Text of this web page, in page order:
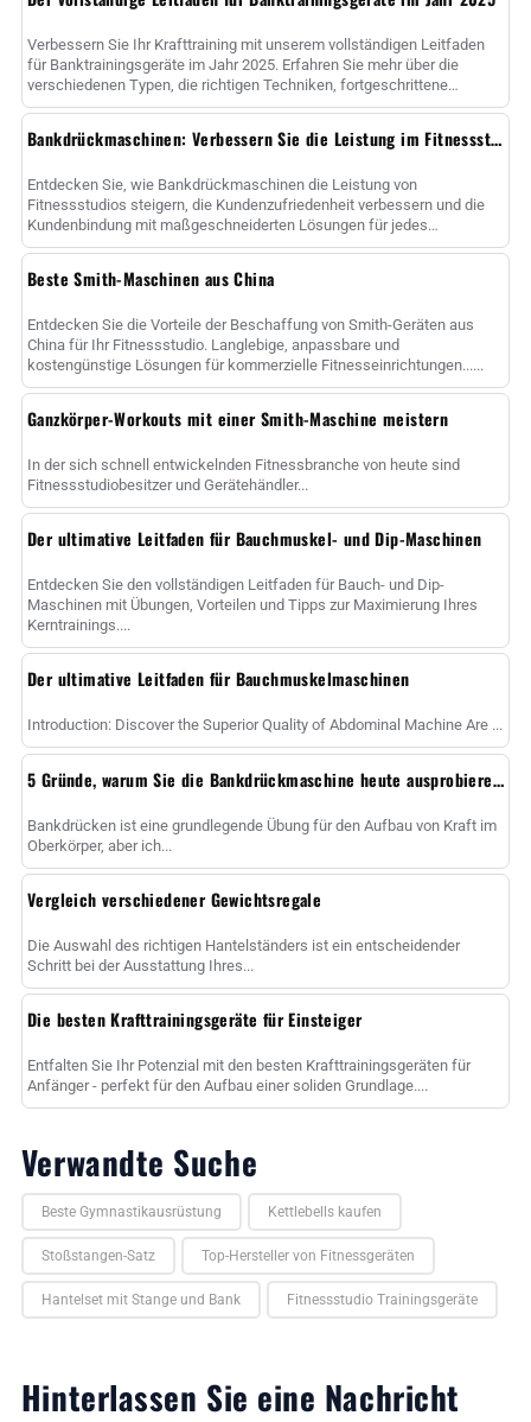
Verbessern Sie Ihr Krafttraining mit unserem vollständigen Leitfaden
für Banktrainingsgeräte im Jahr 2025. Erfahren Sie mehr über die
verschiedenen Typen, die richtigen Techniken, fortgeschrittene
Methoden und ......
Bankdrückmaschinen: Verbessern Sie die Leistung im Fitnessstudio
Entdecken Sie, wie Bankdrückmaschinen die Leistung von
Fitnessstudios steigern, die Kundenzufriedenheit verbessern und die
Kundenbindung mit maßgeschneiderten Lösungen für jedes
Fitnessniveau erhöhen können....
Beste Smith-Maschinen aus China
Entdecken Sie die Vorteile der Beschaffung von Smith-Geräten aus
China für Ihr Fitnessstudio. Langlebige, anpassbare und
kostengünstige Lösungen für kommerzielle Fitnesseinrichtungen......
Ganzkörper-Workouts mit einer Smith-Maschine meistern
In der sich schnell entwickelnden Fitnessbranche von heute sind
Fitnessstudiobesitzer und Gerätehändler...
Der ultimative Leitfaden für Bauchmuskel- und Dip-Maschinen
Entdecken Sie den vollständigen Leitfaden für Bauch- und Dip-
Maschinen mit Übungen, Vorteilen und Tipps zur Maximierung Ihres
Kerntrainings....
Der ultimative Leitfaden für Bauchmuskelmaschinen
Introduction: Discover the Superior Quality of Abdominal Machine Are ...
5 Gründe, warum Sie die Bankdrückmaschine heute ausprobieren sollten
Bankdrücken ist eine grundlegende Übung für den Aufbau von Kraft im
Oberkörper, aber ich...
Vergleich verschiedener Gewichtsregale
Die Auswahl des richtigen Hantelständers ist ein entscheidender
Schritt bei der Ausstattung Ihres...
Die besten Krafttrainingsgeräte für Einsteiger
Entfalten Sie Ihr Potenzial mit den besten Krafttrainingsgeräten für
Anfänger - perfekt für den Aufbau einer soliden Grundlage....
Verwandte Suche
Beste Gymnastikausrüstung Kettlebells kaufen
Stoßstangen-Satz Top-Hersteller von Fitnessgeräten
Hantelset mit Stange und Bank Fitnessstudio Trainingsgeräte
Hinterlassen Sie eine Nachricht